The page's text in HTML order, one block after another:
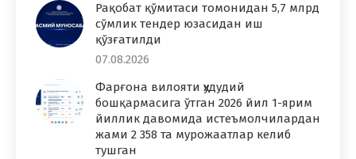
Рақобат қўмитаси томонидан 5,7 млрд
сўмлик тендер юзасидан иш
қўзғатилди
07.08.2026
Фарғона вилояти ҳудудий
бошқармасига ўтган 2026 йил 1-ярим
йиллик давомида истеъмолчилардан
жами 2 358 та мурожаатлар келиб
тушган